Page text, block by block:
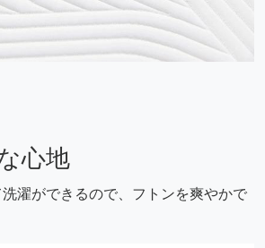
心地
濯ができるので、フトンを爽やかで